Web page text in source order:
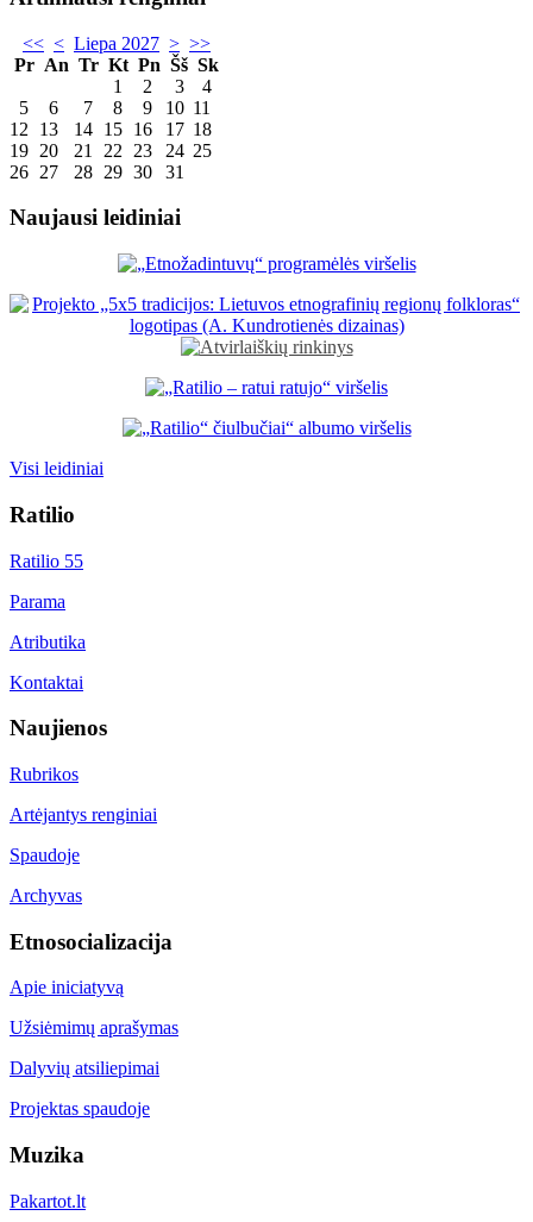
<< < Liepa 2027 > >>
Pr An Tr Kt Pn Šš Sk
1
2 3
4
5
6 7 8 9 10 11
12
13 14 15 16 17 18
19 20 21 22 23 24 25
26 27 28 29 30 31
Naujausi leidiniai
Visi leidiniai
Ratilio
Ratilio 55
Parama
Atributika
Kontaktai
Naujienos
Rubrikos
Artėjantys renginiai
Spaudoje
Archyvas
Etnosocializacija
Apie iniciatyvą
Užsiėmimų aprašymas
Dalyvių atsiliepimai
Projektas spaudoje
Muzika
Pakartot.lt